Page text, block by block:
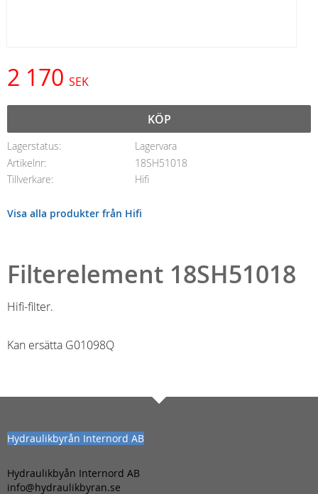
2 170 SEK
KÖP
Lagerstatus
Lagervara
Artikelnr
18SH51018
Tillverkare
Hifi
Visa alla produkter från Hifi
Filterelement 18SH51018
Hifi-filter.
Kan ersätta G01098Q
Hydraulikbyrån Internord AB
Hydraulikbyån Internord AB
info@hydraulikbyran.se